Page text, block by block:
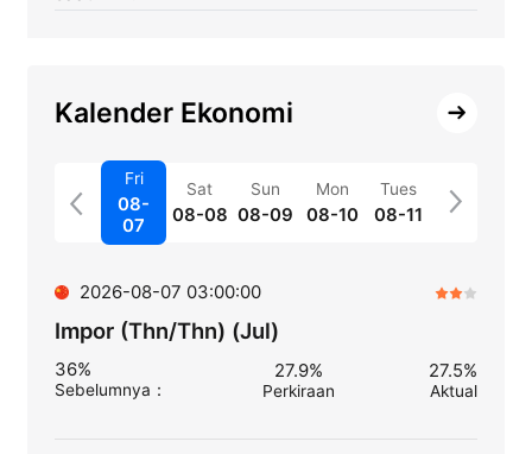
Kalender Ekonomi
Fri
08-
07
Sat
08-08
Sun
08-09
Mon
08-10
Tues
08-11
2026-08-07 03:00:00
Impor (Thn/Thn) (Jul)
36%
Sebelumnya ：
27.9%
Perkiraan
27.5%
Aktual